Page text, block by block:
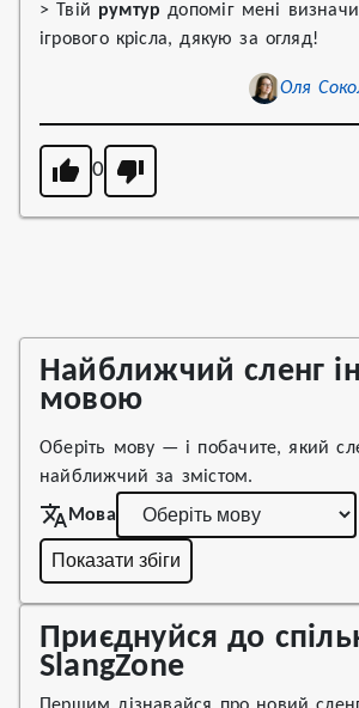
> Твій румтур допоміг мені
ігрового крісла, дякую за огляд!
Оля
0
Найближчий сленг
мовою
Оберіть мову — і побачите, який
найближчий за змістом.
Мова
Показати збіги
Приєднуйся до
SlangZone